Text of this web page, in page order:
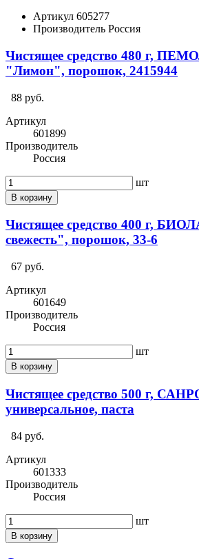
Артикул 605277
Производитель Россия
Чистящее средство 480 г,
"Лимон", порошок, 2415944
88 руб.
Артикул
601899
Производитель
Россия
шт
В корзину
Чистящее средство 400 г,
свежесть", порошок, 33-6
67 руб.
Артикул
601649
Производитель
Россия
шт
В корзину
Чистящее средство 500 г,
универсальное, паста
84 руб.
Артикул
601333
Производитель
Россия
шт
В корзину